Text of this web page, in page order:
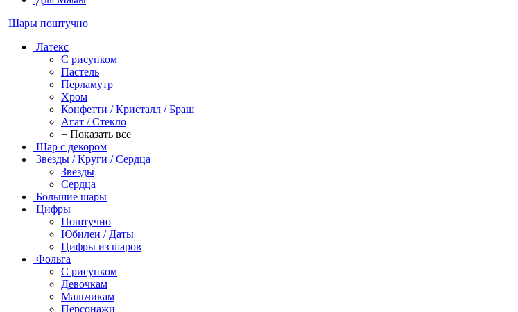
Шары поштучно
Латекс
С рисунком
Пастель
Перламутр
Хром
Конфетти / Кристалл / Браш
Агат / Стекло
+ Показать все
Шар с декором
Звезды / Круги / Сердца
Звезды
Сердца
Большие шары
Цифры
Поштучно
Юбилеи / Даты
Цифры из шаров
Фольга
C рисунком
Девочкам
Мальчикам
Персонажи